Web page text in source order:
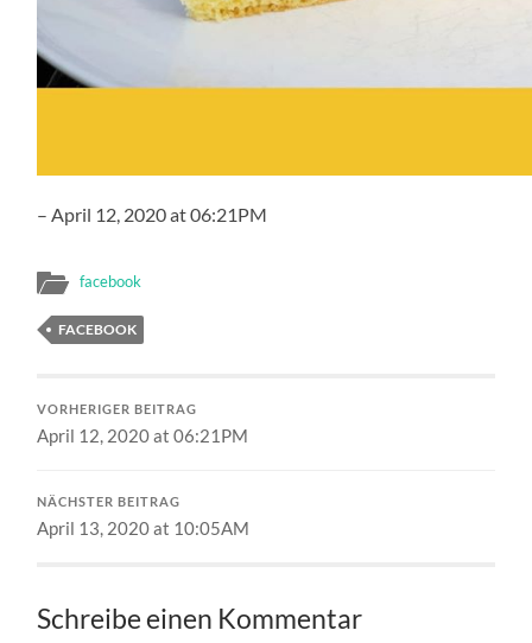
– April 12, 2020 at 06:21PM
facebook
FACEBOOK
VORHERIGER BEITRAG
April 12, 2020 at 06:21PM
NÄCHSTER BEITRAG
April 13, 2020 at 10:05AM
Schreibe einen Kommentar